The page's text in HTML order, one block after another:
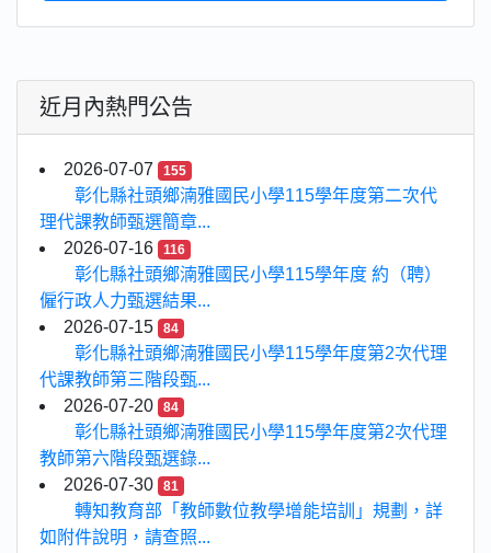
近月內熱門公告
2026-07-07 155
彰化縣社頭鄉湳雅國民小學115學年度第二次代
理代課教師甄選簡章...
2026-07-16
116
彰化縣社頭鄉湳雅國民小學115學年度 約（聘）
僱行政人力甄選結果...
2026-07-15
84
彰化縣社頭鄉湳雅國民小學115學年度第2次代理
代課教師第三階段甄...
2026-07-20
84
彰化縣社頭鄉湳雅國民小學115學年度第2次代理
教師第六階段甄選錄...
2026-07-30
81
轉知教育部「教師數位教學增能培訓」規劃，詳
如附件說明，請查照...